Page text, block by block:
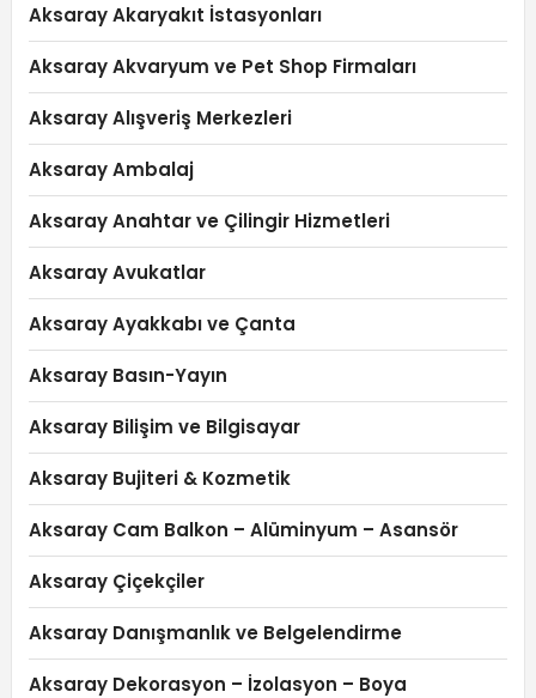
Aksaray Akaryakıt İstasyonları
Aksaray Akvaryum ve Pet Shop Firmaları
Aksaray Alışveriş Merkezleri
Aksaray Ambalaj
Aksaray Anahtar ve Çilingir Hizmetleri
Aksaray Avukatlar
Aksaray Ayakkabı ve Çanta
Aksaray Basın-Yayın
Aksaray Bilişim ve Bilgisayar
Aksaray Bujiteri & Kozmetik
Aksaray Cam Balkon – Alüminyum – Asansör
Aksaray Çiçekçiler
Aksaray Danışmanlık ve Belgelendirme
Aksaray Dekorasyon – İzolasyon – Boya